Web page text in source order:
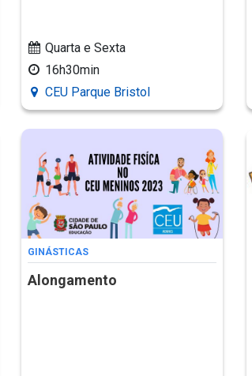
Quarta e Sexta
16h30min
CEU Parque Bristol
GINÁSTICAS
Alongamento